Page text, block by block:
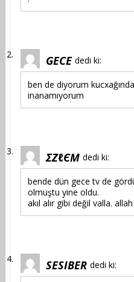
GECE dedi ki:
ben de diyorum
inanamıyorum
ΣZℓЄМ dedi ki:
bende dün gece tv de
olmuştu yine oldu.
akıl alır gibi değil valla.
SESIBER dedi ki: